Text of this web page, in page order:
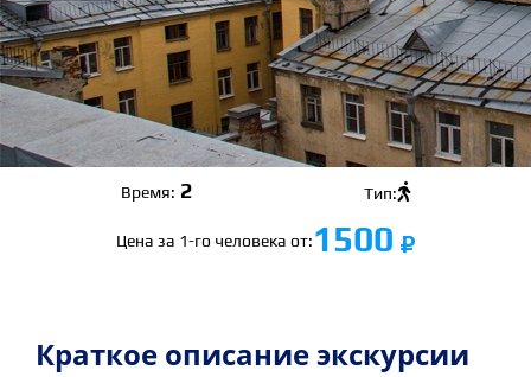
Время: 2 Тип:
Цена за 1-го человека от:1500
Краткое описание экскурсии